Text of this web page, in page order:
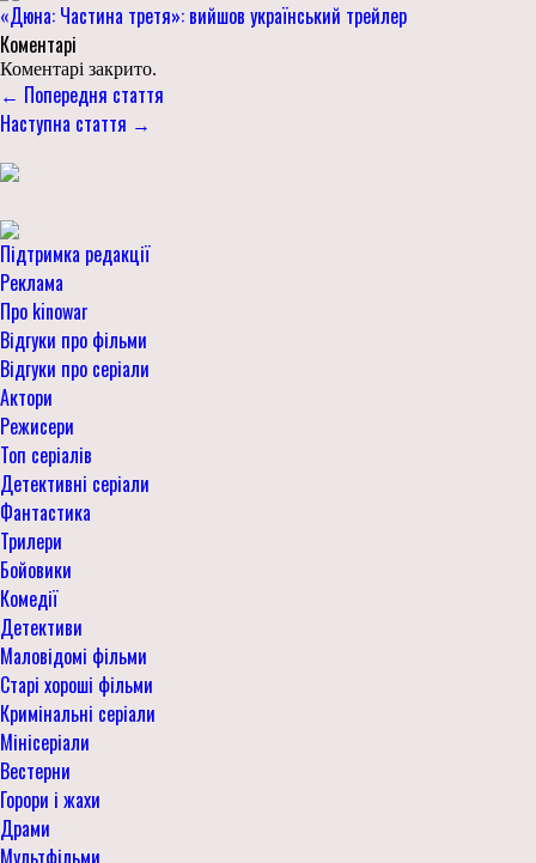
«Дюна: Частина третя»: вийшов український трейлер
Коментарі
Коментарі закрито.
← Попередня стаття
Наступна стаття →
Підтримка редакції
Реклама
Про kinowar
Відгуки про фільми
Відгуки про серіали
Актори
Режисери
Топ серіалів
Детективні серіали
Фантастика
Трилери
Бойовики
Комедії
Детективи
Маловідомі фільми
Старі хороші фільми
Кримінальні серіали
Мінісеріали
Вестерни
Горори і жахи
Драми
Мультфільми